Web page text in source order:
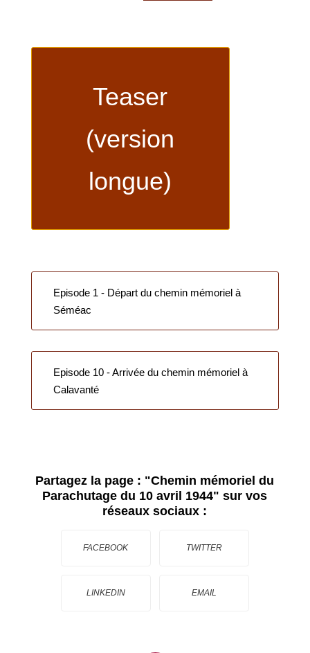
Teaser
(version
longue)
Episode 1 - Départ du chemin mémoriel à
Séméac
Episode 10 - Arrivée du chemin mémoriel à
Calavanté
Partagez la page : "Chemin mémoriel du
Parachutage du 10 avril 1944" sur vos
réseaux sociaux :
FACEBOOK TWITTER
LINKEDIN EMAIL